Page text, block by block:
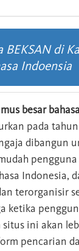
BEKSAN di
Indoensia
besar
pada tahun
dibangun
pengguna
Indonesia,
terorganisir
ketika
ini akan
pencarian